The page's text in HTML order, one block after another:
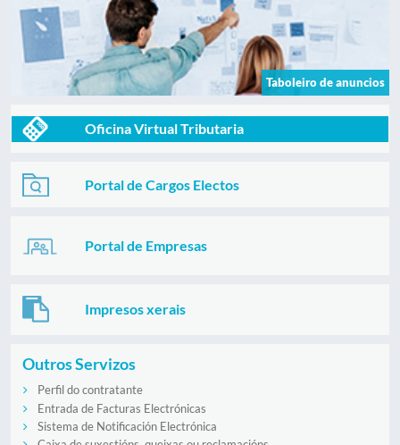
Taboleiro de anuncios
Oficina Virtual Tributaria
Portal de Cargos Electos
Portal de Empresas
Impresos xerais
Outros Servizos
Perfil do contratante
Entrada de Facturas Electrónicas
Sistema de Notificación Electrónica